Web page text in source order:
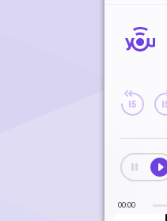
00:00